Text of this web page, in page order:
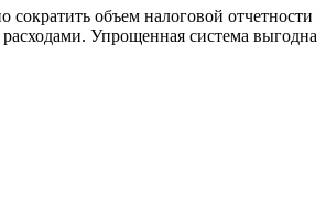
объем налоговой отчетности
Упрощенная система выгодна